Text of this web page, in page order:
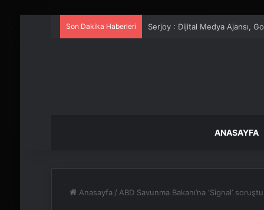
Son Dakika Haberleri UETDS Nedir ? Uetds.com İle
ANASAYFA
Anasayfa / ABD Savunma Bakanı’na ‘Signal’